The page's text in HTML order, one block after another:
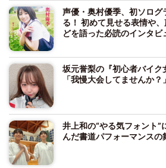
声優・奥村優季、初ソロ
る！ 初めて見せる表情や
どを語った必読のインタビ
坂元誉梨の『初心者バイク
「我慢大会してませんか？」
井上和の“やる気フォント
んだ書道パフォーマンスの